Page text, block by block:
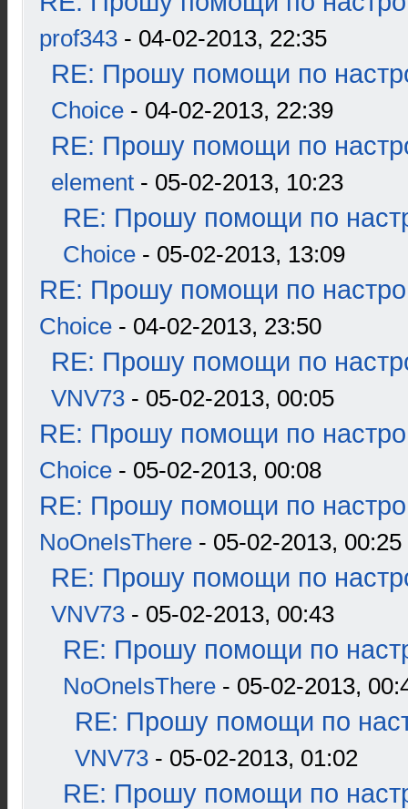
prof343 - 04-02-2013, 22:35
RE: Прошу помощи по
Choice - 04-02-2013, 22:39
RE: Прошу помощи по
element - 05-02-2013, 10:23
RE: Прошу помощи по
Choice - 05-02-2013, 13:09
RE: Прошу помощи по
Choice - 04-02-2013, 23:50
RE: Прошу помощи по
VNV73 - 05-02-2013, 00:05
RE: Прошу помощи по
Choice - 05-02-2013, 00:08
RE: Прошу помощи по
NoOneIsThere - 05-02-2013, 00:25
RE: Прошу помощи по
VNV73 - 05-02-2013, 00:43
RE: Прошу помощи по
NoOneIsThere - 05-02-2013,
RE: Прошу помощи по
VNV73 - 05-02-2013, 01:02
RE: Прошу помощи по